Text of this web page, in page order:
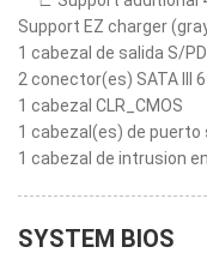
Support EZ charger
1 cabezal de salida S/
2 conector(es) SATA III
1 cabezal CLR_CMOS
1 cabezal(es) de puerto
1 cabezal de intrusion
SYSTEM BIOS